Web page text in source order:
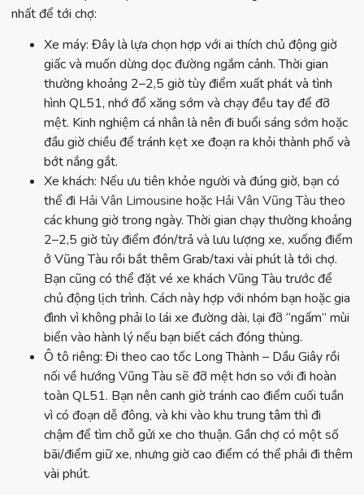
nhất để tới chợ:
Xe máy: Đây là lựa chọn hợp với ai thích chủ động giờ
giấc và muốn dừng dọc đường ngắm cảnh. Thời gian
thường khoảng 2–2,5 giờ tùy điểm xuất phát và tình
hình QL51, nhớ đổ xăng sớm và chạy đều tay để đỡ
mệt. Kinh nghiệm cá nhân là nên đi buổi sáng sớm hoặc
đầu giờ chiều để tránh kẹt xe đoạn ra khỏi thành phố và
bớt nắng gắt.
Xe khách: Nếu ưu tiên khỏe người và đúng giờ, bạn có
thể đi Hải Vân Limousine hoặc Hải Vân Vũng Tàu theo
các khung giờ trong ngày. Thời gian chạy thường khoảng
2–2,5 giờ tùy điểm đón/trả và lưu lượng xe, xuống điểm
ở Vũng Tàu rồi bắt thêm Grab/taxi vài phút là tới chợ.
Bạn cũng có thể đặt vé xe khách Vũng Tàu trước để
chủ động lịch trình. Cách này hợp với nhóm bạn hoặc gia
đình vì không phải lo lái xe đường dài, lại đỡ “ngấm” mùi
biển vào hành lý nếu bạn biết cách đóng thùng.
Ô tô riêng: Đi theo cao tốc Long Thành – Dầu Giây rồi
nối về hướng Vũng Tàu sẽ đỡ mệt hơn so với đi hoàn
toàn QL51. Bạn nên canh giờ tránh cao điểm cuối tuần
vì có đoạn dễ đông, và khi vào khu trung tâm thì đi
chậm để tìm chỗ gửi xe cho thuận. Gần chợ có một số
bãi/điểm giữ xe, nhưng giờ cao điểm có thể phải đi thêm
vài phút.